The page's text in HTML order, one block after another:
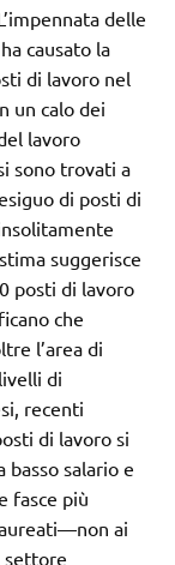
delle
causato la
di lavoro nel
un calo dei
lavoro
sono trovati a
di posti di
suggerisce
posti di lavoro
che
l’area di
di
recenti
di lavoro si
salario e
fasce più
ai
settore